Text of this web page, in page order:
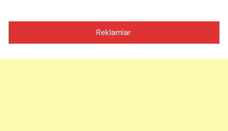
Reklamlar